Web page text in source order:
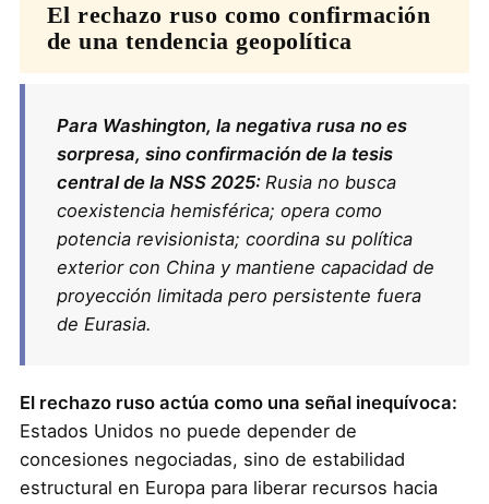
El rechazo ruso como confirmación
de una tendencia geopolítica
Para Washington, la negativa rusa no es
sorpresa, sino confirmación de la tesis
central de la NSS 2025: Rusia no busca
coexistencia hemisférica; opera como
potencia revisionista; coordina su política
exterior con China y mantiene capacidad de
proyección limitada pero persistente fuera
de Eurasia.
El rechazo ruso actúa como una señal inequívoca:
Estados Unidos no puede depender de
concesiones negociadas, sino de estabilidad
estructural en Europa para liberar recursos hacia